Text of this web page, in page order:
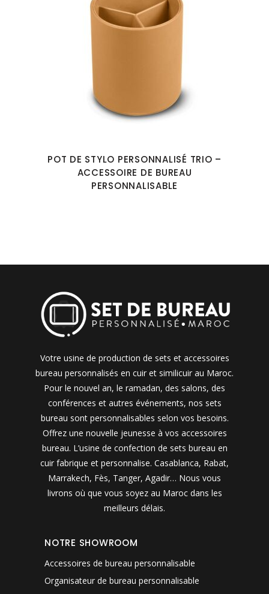
POT DE STYLO PERSONNALISÉ TRIO –
ACCESSOIRE DE BUREAU
PERSONNALISABLE
Votre usine de production de sets et accessoires
bureau personnalisés en cuir et similicuir au Maroc.
Pour le nouvel an, le ramadan, des salons, des
conférences et autres événements, nos sets
bureau sont personnalisables selon vos besoins.
Offrez une nouvelle jeunesse à vos accessoires
bureau. L’usine de confection de sets bureau en
cuir fabrique et personnalise. Casablanca, Rabat,
Marrakech, Fès, Tanger, Agadir… Nous vous
livrons où que vous soyez au Maroc dans les
meilleurs délais.
NOTRE SHOWROOM
Accessoires de bureau personnalisable
Organisateur de bureau personnalisable